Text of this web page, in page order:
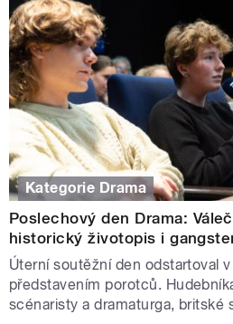
Kategorie Drama
Poslechový den Drama:
historický životopis i
Úterní soutěžní den odstartoval
představením porotců.
scénaristy a dramaturga, britské